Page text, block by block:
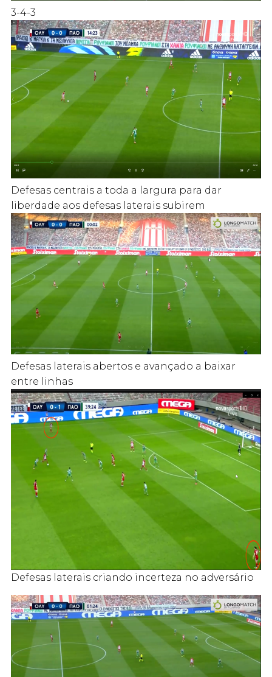
3-4-3
Defesas centrais a toda a largura para dar
liberdade aos defesas laterais subirem
Defesas laterais abertos e avançado a baixar
entre linhas
Defesas laterais criando incerteza no adversário